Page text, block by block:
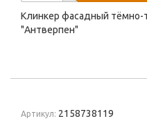
Клинкер фасадный
"Антверпен"
Артикул: 2158738119